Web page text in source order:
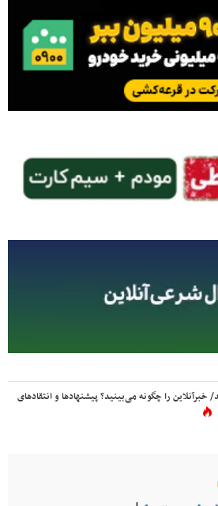
خبرآنلاین را چگونه می‌بینید؟ پیشنهادها و انتقادهای